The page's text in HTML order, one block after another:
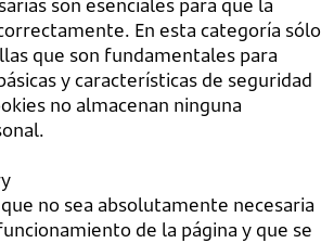
son esenciales para que la
En esta categoría sólo
que son fundamentales para
y características de seguridad
no almacenan ninguna
no sea absolutamente necesaria
de la página y que se